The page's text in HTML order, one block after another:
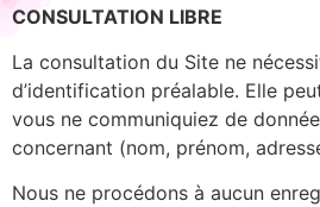
CONSULTATION LIBRE
La consultation du Site ne
d’identification préalable. Elle
vous ne communiquiez de
concernant (nom, prénom,
Nous ne procédons à aucun